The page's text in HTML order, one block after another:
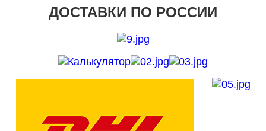
ДОСТАВКИ ПО РОССИИ